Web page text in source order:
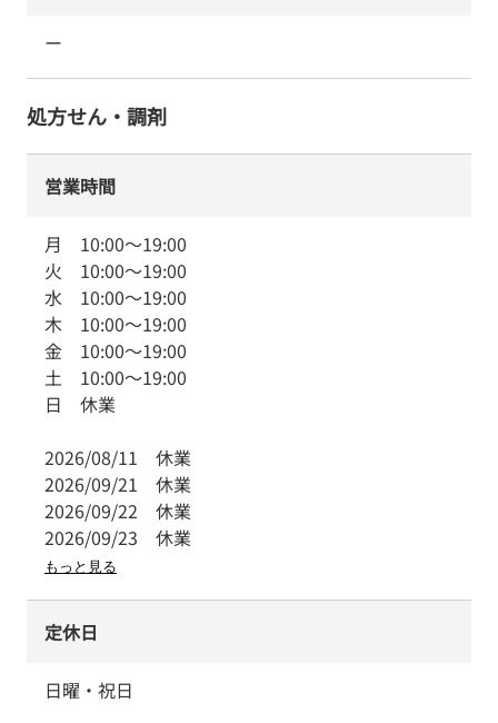
ー
処方せん・調剤
営業時間
月 10:00～19:00
火 10:00～19:00
水 10:00～19:00
木 10:00～19:00
金 10:00～19:00
土 10:00～19:00
日 休業
2026/08/11 休業
2026/09/21 休業
2026/09/22 休業
2026/09/23 休業
もっと見る
定休日
日曜・祝日